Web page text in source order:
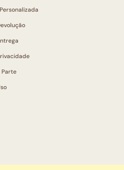
Parte